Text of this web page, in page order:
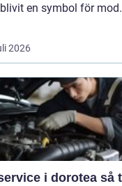
en symbol för
2026
i dorotea så tar du